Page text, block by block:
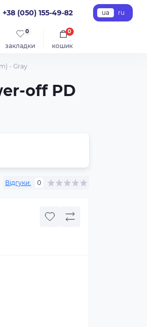
+38 (050) 155-49-82 ua ru
закладки
0
кошик
0
- Gray
off PD
Відгуки: 0